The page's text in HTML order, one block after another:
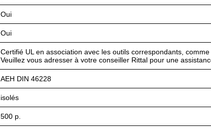
Oui
Oui
Certifié UL en association avec les outils correspondants,
Veuillez vous adresser à votre conseiller Rittal pour une
AEH DIN 46228
isolés
500 p.